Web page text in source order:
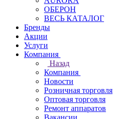
ОБЕРОН
ВЕСЬ КАТАЛОГ
Бренды
Акции
Услуги
Компания
Назад
Компания
Новости
Розничная торговля
Оптовая торговля
Ремонт аппаратов
Вакансии